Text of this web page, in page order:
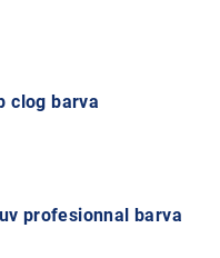
clog barva
profesionnal barva